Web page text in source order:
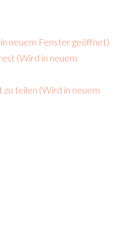
neuem Fenster geöffnet)
(Wird in neuem
teilen (Wird in neuem